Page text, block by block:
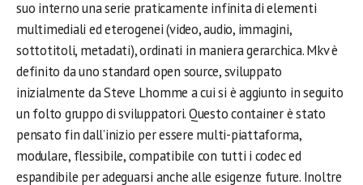
suo interno una serie praticamente infinita di elementi
multimediali ed eterogenei (video, audio, immagini,
sottotitoli, metadati), ordinati in maniera gerarchica. Mkv è
definito da uno standard open source, sviluppato
inizialmente da Steve Lhomme a cui si è aggiunto in seguito
un folto gruppo di sviluppatori. Questo container è stato
pensato fin dall’inizio per essere multi-piattaforma,
modulare, flessibile, compatibile con tutti i codec ed
espandibile per adeguarsi anche alle esigenze future. Inoltre